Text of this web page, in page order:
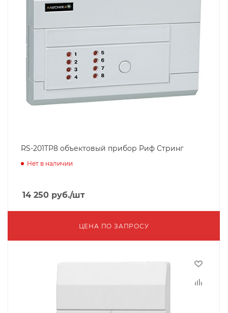
RS-201TP8 объектовый прибор Риф Стринг
Нет в наличии
14 250 руб./шт
ЦЕНА ПО ЗАПРОСУ